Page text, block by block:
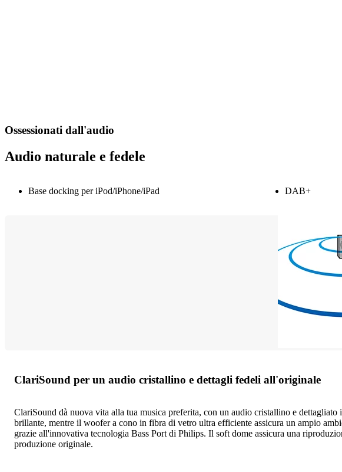
Ossessionati dall'audio
Audio naturale e fedele
Base docking per iPod/iPhone/iPad DAB+
ClariSound per un audio cristallino e dettagli fedeli all'originale
ClariSound dà nuova vita alla tua musica preferita, con un audio cristallino e
brillante, mentre il woofer a cono in fibra di vetro ultra efficiente assicura un ampio
grazie all'innovativa tecnologia Bass Port di Philips. Il soft dome assicura una
produzione originale.